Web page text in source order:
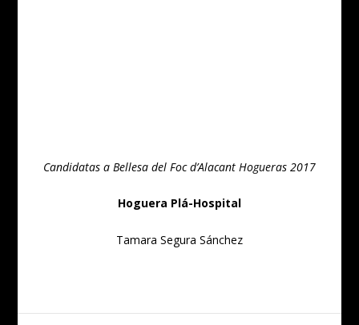
Candidatas a Bellesa del Foc d’Alacant Hogueras 2017
Hoguera Plá-Hospital
Tamara Segura Sánchez